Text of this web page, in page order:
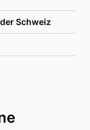
Schweiz